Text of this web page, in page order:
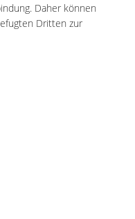
Daher können
Dritten zur